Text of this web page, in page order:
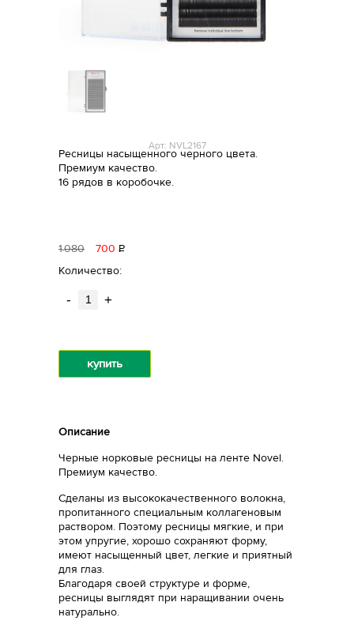
Арт: NVL2167
Ресницы насыщенного черного цвета.
Премиум качество.
16 рядов в коробочке.
1080 700 Р
Количество:
- +
купить
Описание
Черные норковые ресницы на ленте Novel.
Премиум качество.
Сделаны из высококачественного волокна,
пропитанного специальным коллагеновым
раствором. Поэтому ресницы мягкие, и при
этом упругие, хорошо сохраняют форму,
имеют насыщенный цвет, легкие и приятный
для глаз.
Благодаря своей структуре и форме,
ресницы выглядят при наращивании очень
натурально.